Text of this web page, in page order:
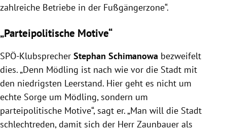
zahlreiche Betriebe in der Fußgängerzone“.
„Parteipolitische Motive“
SPÖ-Klubsprecher Stephan Schimanowa bezweifelt
dies. „Denn Mödling ist nach wie vor die Stadt mit
den niedrigsten Leerstand. Hier geht es nicht um
echte Sorge um Mödling, sondern um
parteipolitische Motive“, sagt er. „Man will die Stadt
schlechtreden, damit sich der Herr Zaunbauer als